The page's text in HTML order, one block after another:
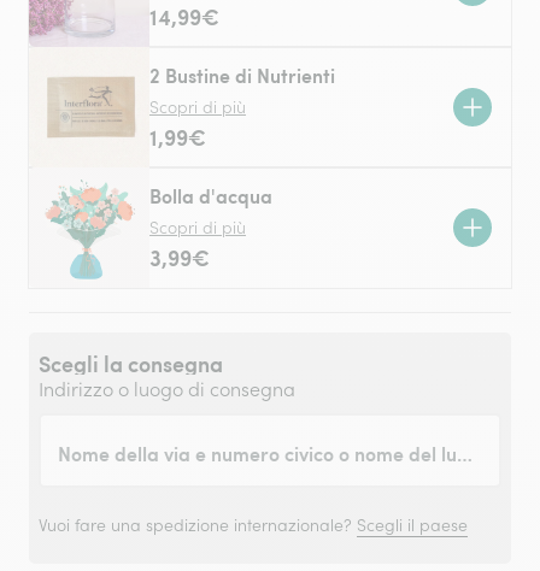
14,99€
2 Bustine di Nutrienti
Scopri di più
1,99€
Bolla d'acqua
Scopri di più
3,99€
Scegli la consegna
Indirizzo o luogo di consegna
Nome della via e numero civico o nome del luogo
Vuoi fare una spedizione internazionale? Scegli il paese